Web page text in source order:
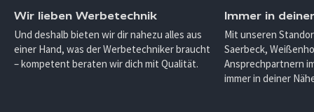
Wir lieben Werbetechnik
Und deshalb bieten wir dir nahezu alles aus
einer Hand, was der Werbetechniker braucht
– kompetent beraten wir dich mit Qualität.
Immer in
Mit unseren
Saerbeck,
Ansprechpartnern
immer in deiner